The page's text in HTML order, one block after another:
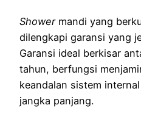
Showermandi yang
dilengkapi garansi yang
Garansi ideal berkisar
tahun, berfungsi
keandalan sistem
jangka panjang.